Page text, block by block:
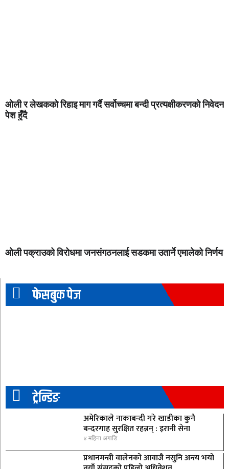
ओली र लेखकको रिहाइ माग गर्दै सर्वोच्चमा बन्दी प्रत्यक्षीकरणको निवेदन
पेश हुँदै
ओली पक्राउको विरोधमा जनसंगठनलाई सडकमा उतार्ने एमालेको निर्णय
फेसबुक पेज
ट्रेन्डिङ
अमेरिकाले नाकाबन्दी गरे खाडीका कुनै
बन्दरगाह सुरक्षित रहन्नन् : इरानी सेना
४ महिना अगाडि
प्रधानमन्त्री वालेनको आवाजै नसुनि अन्त्य भयो